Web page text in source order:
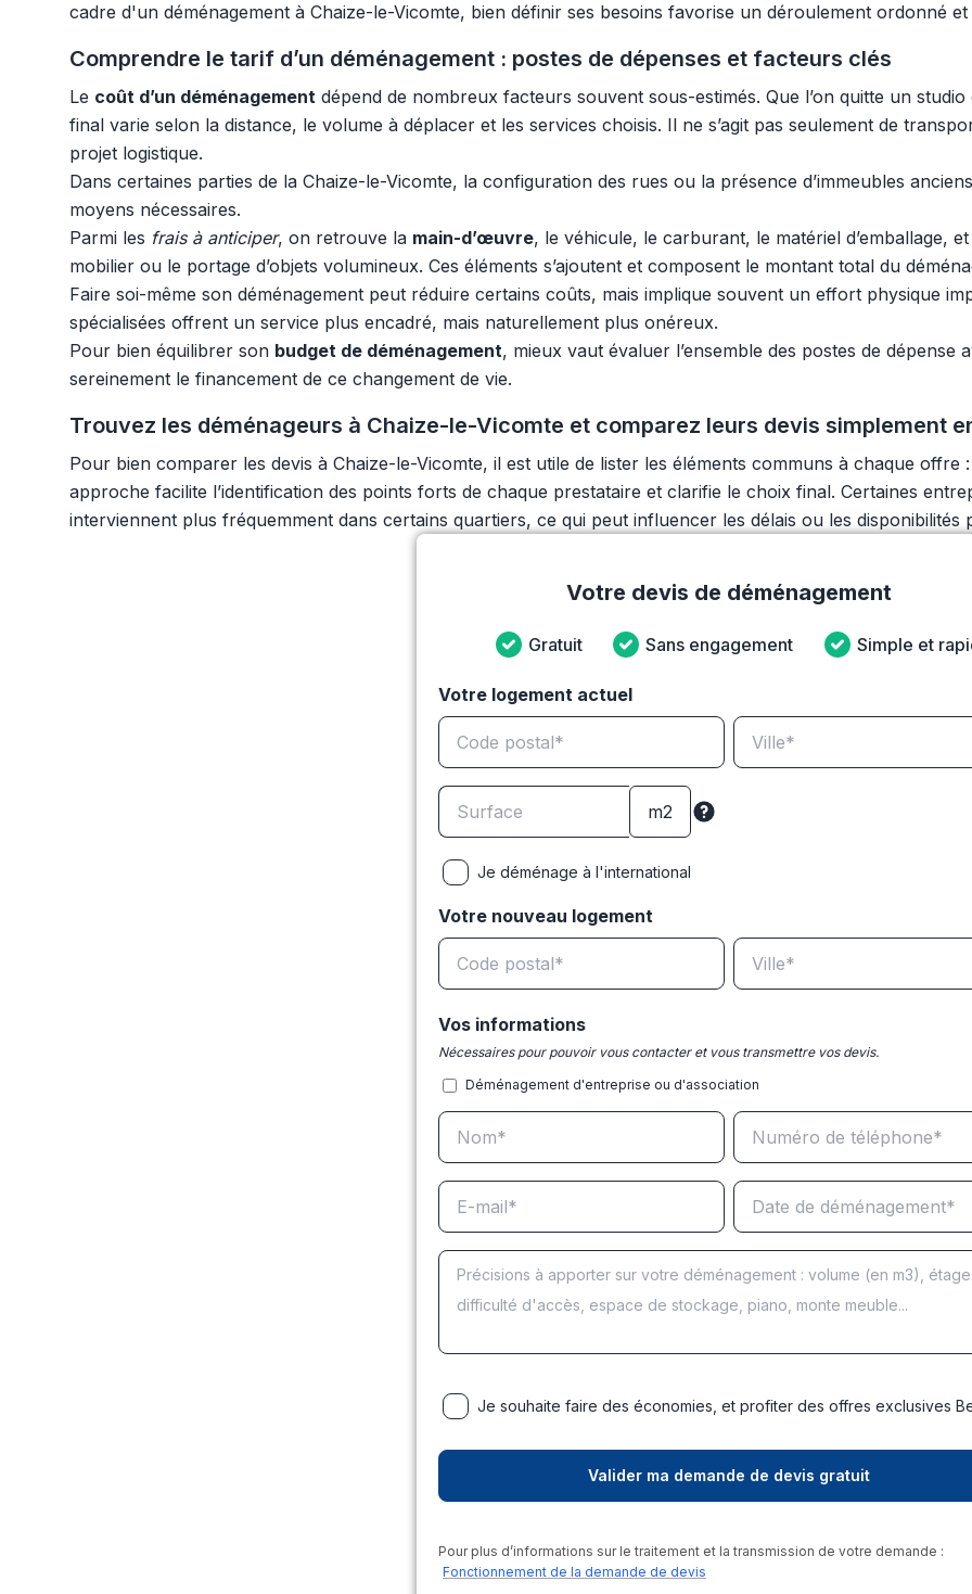
cadre d'un déménagement à Chaize-le-Vicomte, bien définir ses besoins favorise un déroulement ordonné et
Comprendre le tarif d’un déménagement : postes de dépenses et facteurs clés
Le coût d’un déménagement dépend de nombreux facteurs souvent sous-estimés. Que l’on quitte un
final varie selon la distance, le volume à déplacer et les services choisis. Il ne s’agit pas seulement de
projet logistique.
Dans certaines parties de la Chaize-le-Vicomte, la configuration des rues ou la présence d’immeubles
moyens nécessaires.
Parmi les frais à anticiper, on retrouve la main-d’œuvre, le véhicule, le carburant, le matériel d’emballage,
mobilier ou le portage d’objets volumineux. Ces éléments s’ajoutent et composent le montant total du
Faire soi-même son déménagement peut réduire certains coûts, mais implique souvent un effort physique
spécialisées offrent un service plus encadré, mais naturellement plus onéreux.
Pour bien équilibrer son budget de déménagement, mieux vaut évaluer l’ensemble des postes de
sereinement le financement de ce changement de vie.
Trouvez les déménageurs à Chaize-le-Vicomte et comparez leurs devis simplement
Pour bien comparer les devis à Chaize-le-Vicomte, il est utile de lister les éléments communs à chaque
approche facilite l’identification des points forts de chaque prestataire et clarifie le choix final. Certaines
interviennent plus fréquemment dans certains quartiers, ce qui peut influencer les délais ou les disponibilités
Votre devis de déménagement
Gratuit Sans engagement Simple et
Votre logement actuel
Je déménage à l'international
Votre nouveau logement
Vos informations
Nécessaires pour pouvoir vous contacter et vous transmettre vos devis.
Déménagement d'entreprise ou d'association
Je souhaite faire des économies, et profiter des offres exclusives
Pour plus d’informations sur le traitement et la transmission de votre demande :
Fonctionnement de la demande de devis